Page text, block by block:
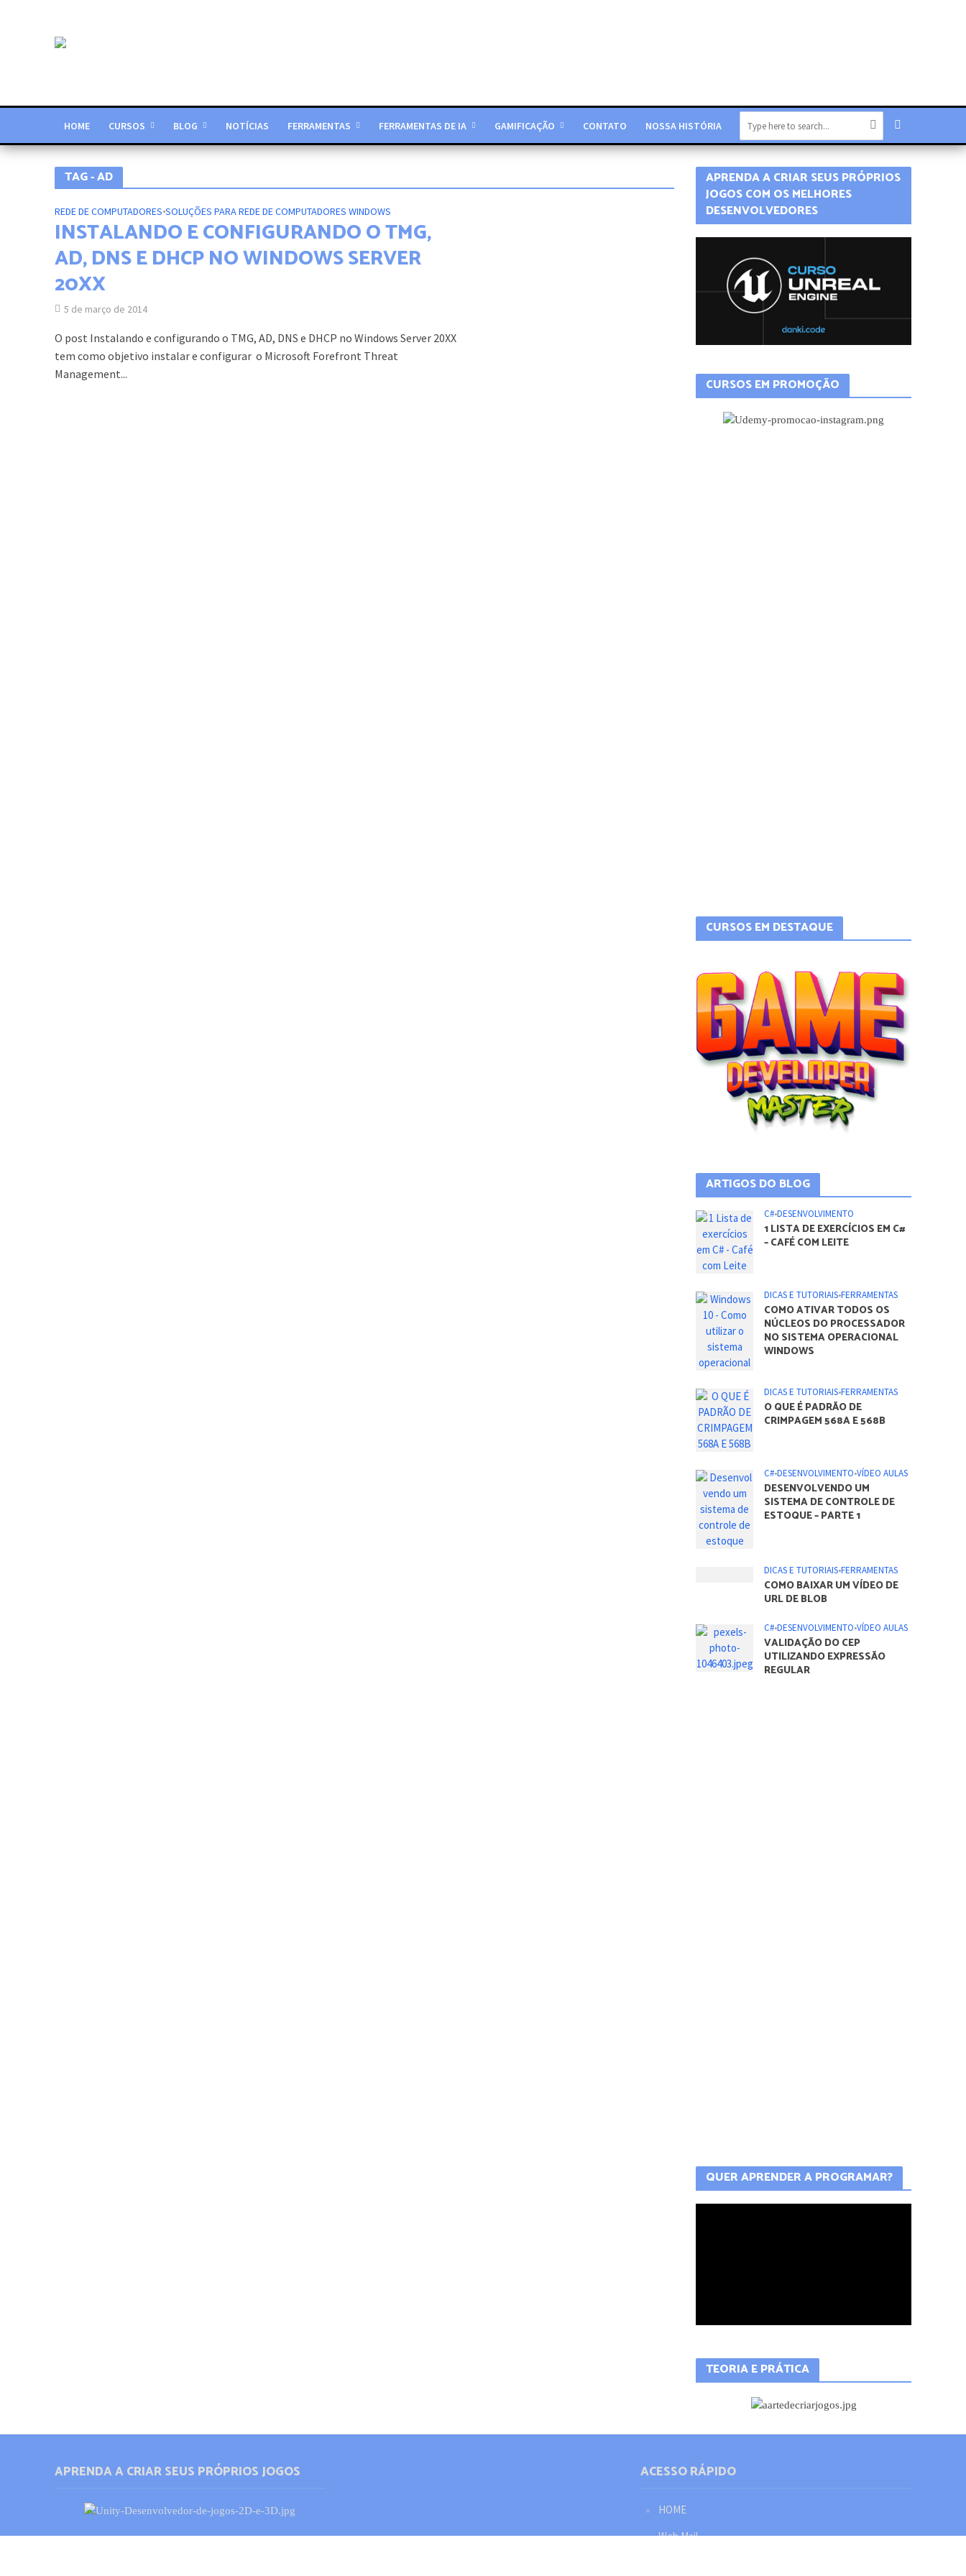
HOME CURSOS BLOG NOTÍCIAS FERRAMENTAS FERRAMENTAS DE IA GAMIFICAÇÃO CONTATO NOSSA HISTÓRIA
TAG - AD
REDE DE COMPUTADORES•SOLUÇÕES PARA REDE DE COMPUTADORES WINDOWS
INSTALANDO E CONFIGURANDO O TMG,
AD, DNS E DHCP NO WINDOWS SERVER
20XX
5 de março de 2014
O post Instalando e configurando o TMG, AD, DNS e DHCP no Windows Server 20XX
tem como objetivo instalar e configurar o Microsoft Forefront Threat
Management...
APRENDA A CRIAR SEUS PRÓPRIOS
JOGOS COM OS MELHORES
DESENVOLVEDORES
CURSOS EM PROMOÇÃO
CURSOS EM DESTAQUE
ARTIGOS DO BLOG
C#•DESENVOLVIMENTO
1 LISTA DE EXERCÍCIOS EM C#
– CAFÉ COM LEITE
DICAS E TUTORIAIS•FERRAMENTAS
COMO ATIVAR TODOS OS
NÚCLEOS DO PROCESSADOR
NO SISTEMA OPERACIONAL
WINDOWS
DICAS E TUTORIAIS•FERRAMENTAS
O QUE É PADRÃO DE
CRIMPAGEM 568A E 568B
C#•DESENVOLVIMENTO•VÍDEO AULAS
DESENVOLVENDO UM
SISTEMA DE CONTROLE DE
ESTOQUE – PARTE 1
DICAS E TUTORIAIS•FERRAMENTAS
COMO BAIXAR UM VÍDEO DE
URL DE BLOB
C#•DESENVOLVIMENTO•VÍDEO AULAS
VALIDAÇÃO DO CEP
UTILIZANDO EXPRESSÃO
REGULAR
QUER APRENDER A PROGRAMAR?
TEORIA E PRÁTICA
APRENDA A CRIAR SEUS PRÓPRIOS JOGOS ACESSO RÁPIDO
HOME
Web Mail